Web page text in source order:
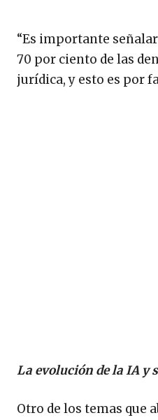
“Es importante
70 por ciento de las
jurídica, y esto es por
La evolución de la IA y
Otro de los temas que